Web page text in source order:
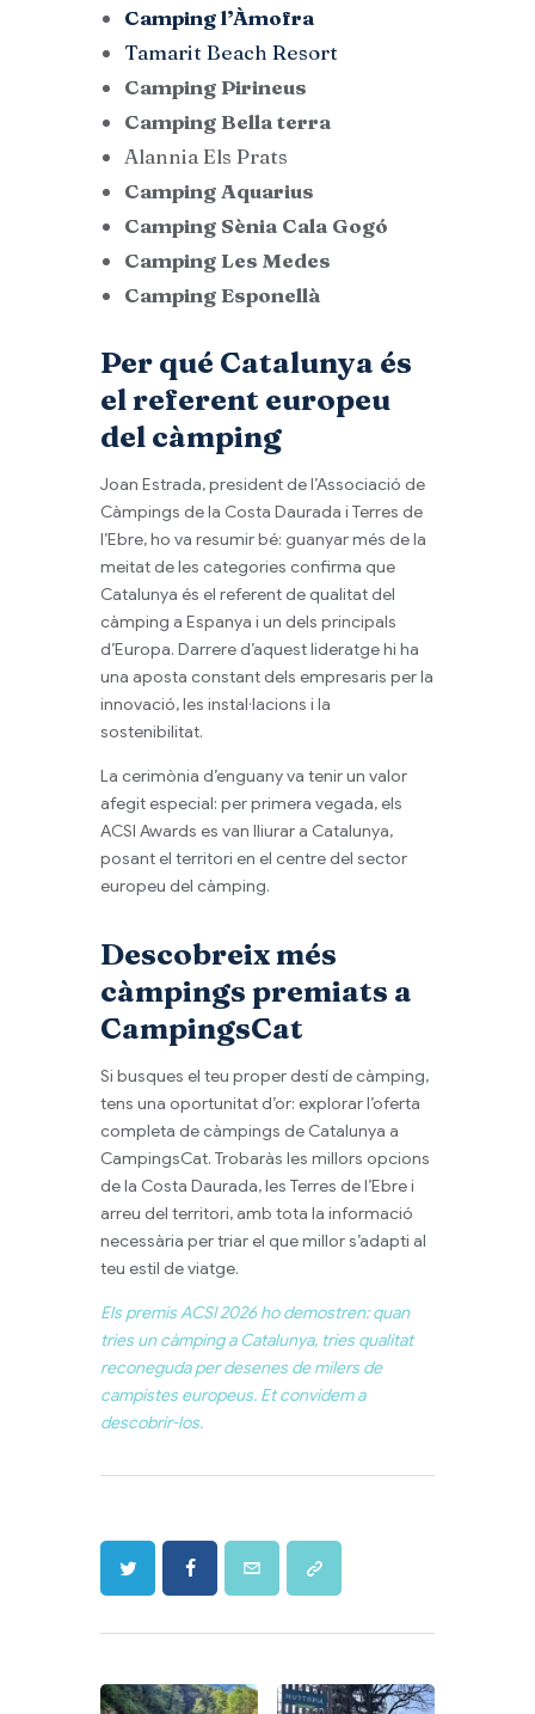
Camping l’Àmofra
Tamarit Beach Resort
Camping Pirineus
Camping Bella terra
Alannia Els Prats
Camping Aquarius
Camping Sènia Cala Gogó
Camping Les Medes
Camping Esponellà
Per qué Catalunya és
el referent europeu
del càmping
Joan Estrada, president de l’Associació de
Càmpings de la Costa Daurada i Terres de
l’Ebre, ho va resumir bé: guanyar més de la
meitat de les categories confirma que
Catalunya és el referent de qualitat del
càmping a Espanya i un dels principals
d’Europa. Darrere d’aquest lideratge hi ha
una aposta constant dels empresaris per la
innovació, les instal·lacions i la
sostenibilitat.
La cerimònia d’enguany va tenir un valor
afegit especial: per primera vegada, els
ACSI Awards es van lliurar a Catalunya,
posant el territori en el centre del sector
europeu del càmping.
Descobreix més
càmpings premiats a
CampingsCat
Si busques el teu proper destí de càmping,
tens una oportunitat d’or: explorar l’oferta
completa de càmpings de Catalunya a
CampingsCat. Trobaràs les millors opcions
de la Costa Daurada, les Terres de l’Ebre i
arreu del territori, amb tota la informació
necessària per triar el que millor s’adapti al
teu estil de viatge.
Els premis ACSI 2026 ho demostren: quan
tries un càmping a Catalunya, tries qualitat
reconeguda per desenes de milers de
campistes europeus. Et convidem a
descobrir-los.